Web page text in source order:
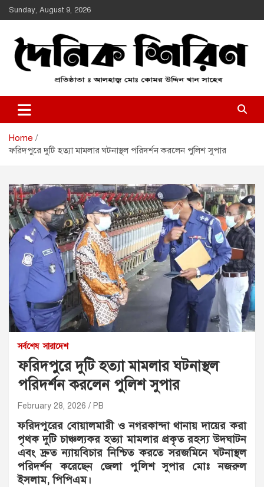
Skip
to
Sunday, August 9, 2026
Daily Shirin
Home
ফরিদপুরে দুটি হত্যা মামলার ঘটনাস্থল পরিদর্শন করলেন পুলিশ সুপার
সর্বশেষ সারাদেশ
ফরিদপুরে দুটি হত্যা মামলার ঘটনাস্থল
পরিদর্শন করলেন পুলিশ সুপার
February 28, 2026 PB
ফরিদপুরের বোয়ালমারী ও নগরকান্দা থানায় দায়ের করা
পৃথক দুটি চাঞ্চল্যকর হত্যা মামলার প্রকৃত রহস্য উদ্ঘাটন
এবং দ্রুত ন্যায়বিচার নিশ্চিত করতে সরজমিনে ঘটনাস্থল
পরিদর্শন করেছেন জেলা পুলিশ সুপার মোঃ নজরুল
ইসলাম, পিপিএম।